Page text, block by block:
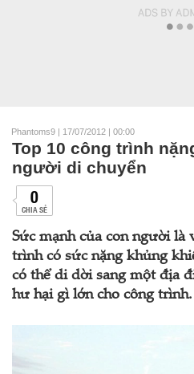
Phantoms9 | 17/07/2012 | 00:00
Top 10 công trình
người di chuyển
0
CHIA SẺ
Sức mạnh của con người là
trình có sức nặng khủng
có thể di dời sang một địa
hư hại gì lớn cho công trình.